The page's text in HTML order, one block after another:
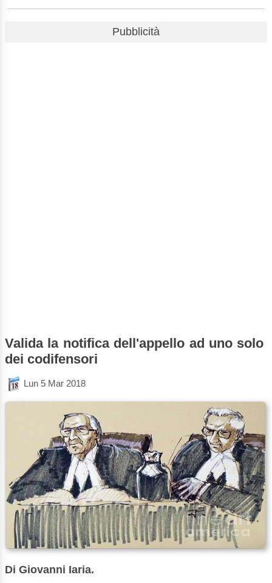
Pubblicità
Valida la notifica dell'appello ad uno solo
dei codifensori
Lun 5 Mar 2018
Di Giovanni Iaria.